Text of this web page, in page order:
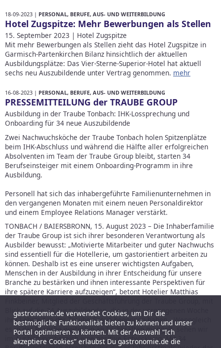
18-09-2023 | PERSONAL, BERUFE, AUS- UND WEITERBILDUNG
Hotel Zugspitze: Mehr Bewerbungen als Stellen
15. September 2023 | Hotel Zugspitze
Mit mehr Bewerbungen als Stellen zieht das Hotel Zugspitze in
Garmisch-Partenkirchen Bilanz hinsichtlich der aktuellen
Ausbildungsplätze: Das Vier-Sterne-Superior-Hotel hat aktuell
sechs neu Auszubildende unter Vertrag genommen. mehr
16-08-2023 | PERSONAL, BERUFE, AUS- UND WEITERBILDUNG
PRESSEMITTEILUNG der TRAUBE GROUP
Ausbildung in der Traube Tonbach: IHK-Lossprechung und
Onboarding für 34 neue Auszubildende
Zwei Nachwuchsköche der Traube Tonbach holen Spitzenplätze
beim IHK-Abschluss und während die Hälfte aller erfolgreichen
Absolventen im Team der Traube Group bleibt, starten 34
Berufseinsteiger mit einem Onboarding-Programm in ihre
Ausbildung.
Personell hat sich das inhabergeführte Familienunternehmen in
den vergangenen Monaten mit einem neuen Personaldirektor
und einem Employee Relations Manager verstärkt.
TONBACH / BAIERSBRONN, 15. August 2023 – Die Inhaberfamilie
der Traube Group ist sich ihrer besonderen Verantwortung als
Ausbilder bewusst: „Motivierte Mitarbeiter und guter Nachwuchs
sind essentiell für die Hotellerie, um gastorientiert arbeiten zu
können. Deshalb ist es eine unserer wichtigsten Aufgaben,
Menschen in der Ausbildung in ihrer Entscheidung für unsere
Branche zu bestärken und ihnen interessante Perspektiven für
ihre spätere Karriere aufzuzeigen“, betont Hotelier Matthias
Blick auf die 34 Auszubildenden, die in der vergangenen Woche
ihre Lehrzeit in der Traube Group begonnen haben. „Wenngleich
es in der Branche weiterhin an Fachkräften mangelt, sehen wir
im Ausbildungsbereich eine positive Entwicklung. Mit 34
gastronomie.de verwendet Cookies, um Dir die
bestmögliche Funktionalität bieten zu können und unser
Portal optimieren zu können. Mit der Auswahl “Ich
akzeptiere Cookies” erlaubst Du gastronomie.de die